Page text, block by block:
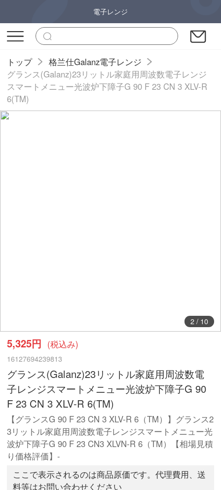
電子レンジ
トップ
格兰仕Galanz電子レンジ
グランス(Galanz)23リットル家庭用周波数電子レンジ
スマートメニュー光波炉下障子G 90 F 23 CN 3 XLV-R
6(TM)
3/ 10
5,325円 (税込み)
16127694239813
グランス(Galanz)23リットル家庭用周波数電
子レンジスマートメニュー光波炉下障子G 90
F 23 CN 3 XLV-R 6(TM)
【グランスG 90 F 23 CN 3 XLV-R 6（TM）】グランス2
3リットル家庭用周波数電子レンジスマートメニュー光
波炉下障子G 90 F 23 CN3 XLVN-R 6（TM）【相場見積
り価格評価】-
ここで表示されるのは商品原価です。代理費用、送
料等はお問い合わせください